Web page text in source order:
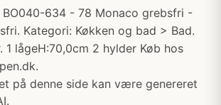
BO040-634 - 78 Monaco grebsfri -
Kategori: Køkken og bad > Bad.
1 lågeH:70,0cm 2 hylder Køb hos
på denne side kan være genereret